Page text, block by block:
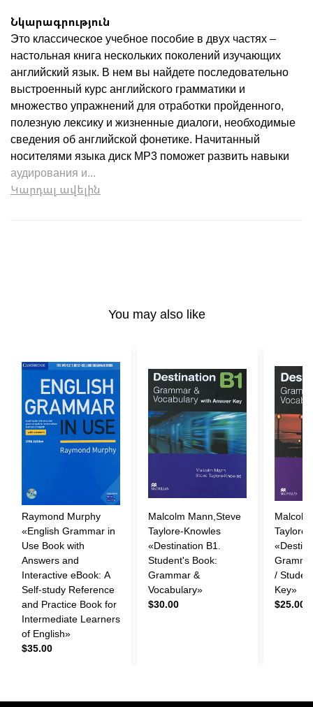
Նկարագրություն
Это классическое учебное пособие в двух частях –
настольная книга нескольких поколений изучающих
английский язык. В нем вы найдете последовательно
выстроенный курс английского грамматики и
множество упражнений для отработки пройденного,
полезную лексику и жизненные диалоги, необходимые
сведения об английской фонетике. Начитанный
носителями языка диск MP3 поможет развить навыки
аудирования и...
Կարդալ ավելին
You may also like
Raymond Murphy
«English Grammar in
Use Book with
Answers and
Interactive eBook: A
Self-study Reference
and Practice Book for
Intermediate Learners
of English»
$35.00
Malcolm Mann,Steve
Taylore-Knowles
«Destination B1.
Student's Book:
Grammar &
Vocabulary»
$30.00
/
Key»
$25.00